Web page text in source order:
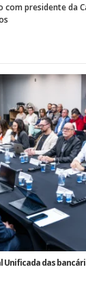
com presidente da
Unificada das